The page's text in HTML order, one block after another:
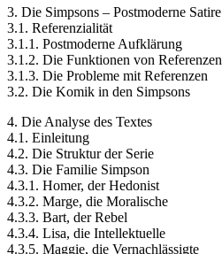
3. Die Simpsons – Postmoderne Satire
3.1. Referenzialität
3.1.1. Postmoderne Aufklärung
3.1.2. Die Funktionen von Referenzen
3.1.3. Die Probleme mit Referenzen
3.2. Die Komik in den Simpsons
4. Die Analyse des Textes
4.1. Einleitung
4.2. Die Struktur der Serie
4.3. Die Familie Simpson
4.3.1. Homer, der Hedonist
4.3.2. Marge, die Moralische
4.3.3. Bart, der Rebel
4.3.4. Lisa, die Intellektuelle
4.3.5. Maggie, die Vernachlässigte